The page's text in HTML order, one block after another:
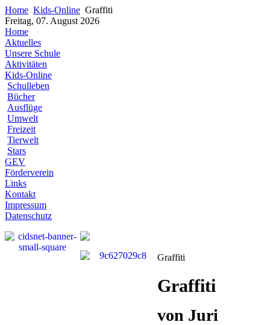
Home Kids-Online Graffiti
Freitag, 07. August 2026
Home
Aktuelles
Unsere Schule
Aktivitäten
Kids-Online
Schulleben
Bücher
Ausflüge
Umwelt
Freizeit
Tierwelt
Stars
GEV
Förderverein
Links
Kontakt
Impressum
Datenschutz
Graffiti
Graffiti
von Juri